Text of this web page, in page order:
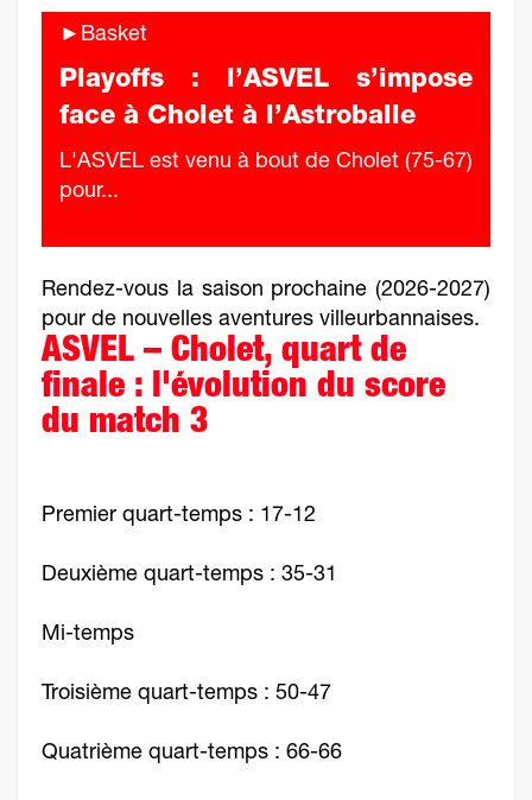
►Basket
Playoffs : l’ASVEL s’impose
face à Cholet à l’Astroballe
L'ASVEL est venu à bout de Cholet (75-67)
pour...
Rendez-vous la saison prochaine (2026-2027)
pour de nouvelles aventures villeurbannaises.
ASVEL – Cholet, quart de
finale : l'évolution du score
du match 3
Premier quart-temps : 17-12
Deuxième quart-temps : 35-31
Mi-temps
Troisième quart-temps : 50-47
Quatrième quart-temps : 66-66